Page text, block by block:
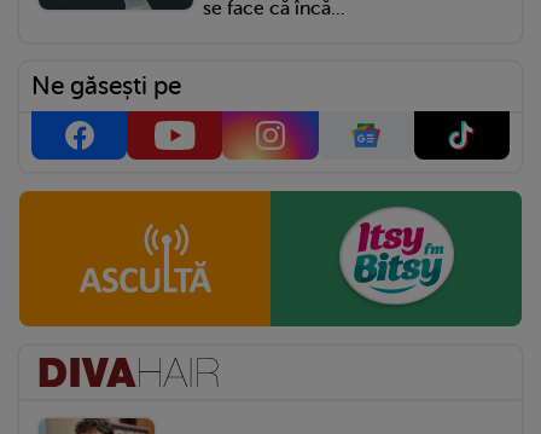
se face că încă...
Ne găsești pe